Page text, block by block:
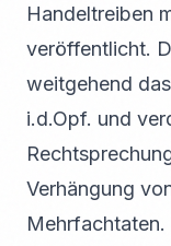
Handeltreiben
veröffentlicht.
weitgehend
i.d.Opf. und
Verhängung
Mehrfachtaten.